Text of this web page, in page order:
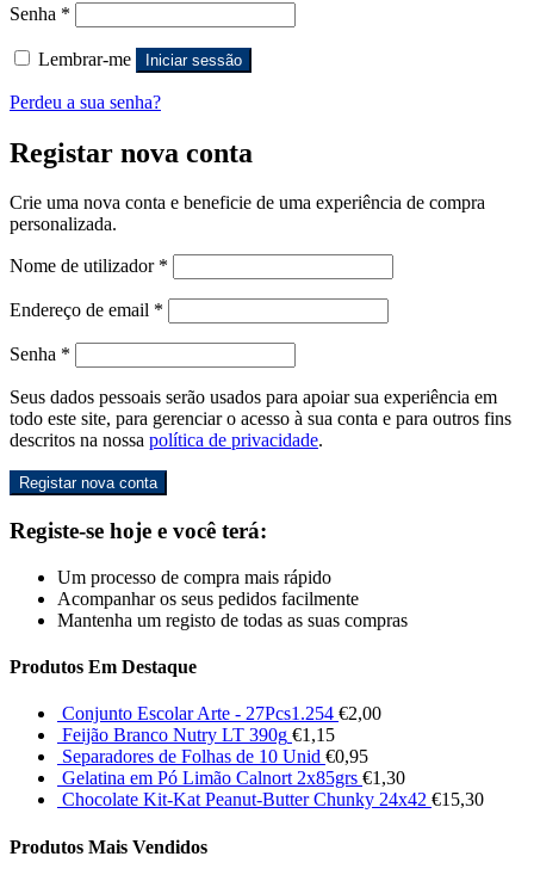
Senha *
Lembrar-me Iniciar sessão
Perdeu a sua senha?
Registar nova conta
Crie uma nova conta e beneficie de uma experiência de compra
personalizada.
Nome de utilizador *
Endereço de email *
Senha *
Seus dados pessoais serão usados para apoiar sua experiência em
todo este site, para gerenciar o acesso à sua conta e para outros fins
descritos na nossa política de privacidade.
Registar nova conta
Registe-se hoje e você terá:
Um processo de compra mais rápido
Acompanhar os seus pedidos facilmente
Mantenha um registo de todas as suas compras
Produtos Em Destaque
Conjunto Escolar Arte - 27Pcs1.254 €2,00
Feijão Branco Nutry LT 390g €1,15
Separadores de Folhas de 10 Unid €0,95
Gelatina em Pó Limão Calnort 2x85grs €1,30
Chocolate Kit-Kat Peanut-Butter Chunky 24x42 €15,30
Produtos Mais Vendidos